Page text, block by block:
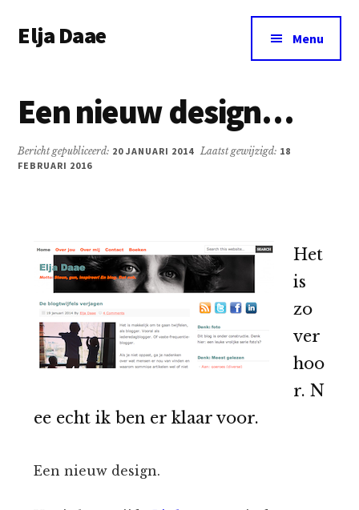
naar
naar
menu
Elja Daae
&
meer
Menu
Een nieuw design…
Bericht gepubliceerd: 20 JANUARI 2014 Laatst gewijzigd: 18
FEBRUARI 2016
Het
is
zo
ver
hoo
r. N
ee echt ik ben er klaar voor.
Een nieuw design.